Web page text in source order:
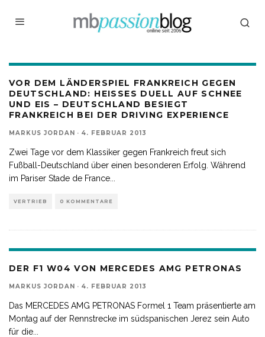
VOR DEM LÄNDERSPIEL FRANKREICH GEGEN
DEUTSCHLAND: HEISSES DUELL AUF SCHNEE U
ND EIS – DEUTSCHLAND BESIEGT F
RANKREICH BEI DER DRIVING EXPERIENCE
MARKUS JORDAN · 4. FEBRUAR 2013
Zwei Tage vor dem Klassiker gegen Frankreich freut sich
Fußball-Deutschland über einen besonderen Erfolg. Während
im Pariser Stade de France
VERTRIEB 0 KOMMENTARE
DER F1 W04 VON MERCEDES AMG PETRONAS
MARKUS JORDAN · 4. FEBRUAR 2013
Das MERCEDES AMG PETRONAS Formel 1 Team präsentierte am
Montag auf der Rennstrecke im südspanischen Jerez sein Auto
für die